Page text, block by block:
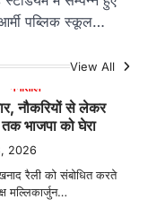
पब्लिक स्कूल…
View All
2026
रैली को संबोधित करते
नैनीताल
में सियासी
में धरने पर बैठे
2026
का आरोप, एसएसपी